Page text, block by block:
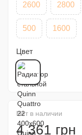
2600 2800
500 1600
Цвет
Нет в наличии
4 361 грн